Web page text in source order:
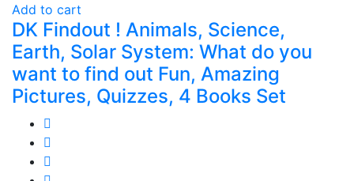
Add to cart
DK Findout ! Animals, Science,
Earth, Solar System: What do you
want to find out Fun, Amazing
Pictures, Quizzes, 4 Books Set